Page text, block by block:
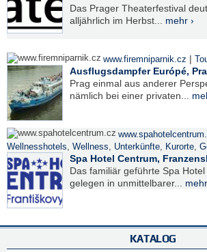
Das Prager Theaterfestival
alljährlich im Herbst... mehr ›
www.firemniparnik.cz |
Ausflugsdampfer Európé,
Prag einmal aus anderer
nämlich bei einer privaten...
Wellnesshotels
Wellness Unterkünfte Kurorte
Spa Hotel Centrum,
Das familiär geführte Spa
gelegen in unmittelbarer...
KATALOG